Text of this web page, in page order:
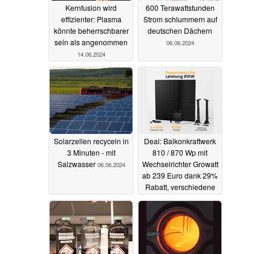
Kernfusion wird
effizienter: Plasma
könnte beherrschbarer
sein als angenommen
14.06.2024
600 Terawattstunden
Strom schlummern auf
deutschen Dächern
06.06.2024
Solarzellen recyceln in
3 Minuten - mit
Salzwasser 06.06.2024
Deal: Balkonkraftwerk
810 / 870 Wp mit
Wechselrichter Growatt
ab 239 Euro dank 29%
Rabatt, verschiedene
Halterungen optional
06.06.2024